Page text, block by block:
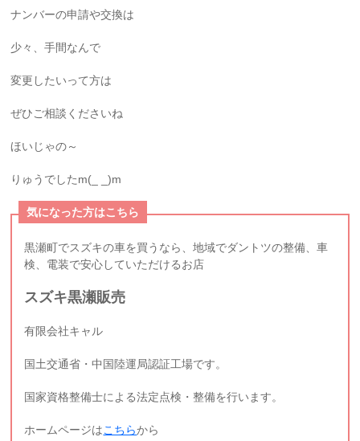
ナンバーの申請や交換は
少々、手間なんで
変更したいって方は
ぜひご相談くださいね
ほいじゃの～
りゅうでしたm(_ _)m
気になった方はこちら
黒瀬町でスズキの車を買うなら、地域でダントツの整備、車
検、電装で安心していただけるお店
スズキ黒瀬販売
有限会社キャル
国土交通省・中国陸運局認証工場です。
国家資格整備士による法定点検・整備を行います。
ホームページはこちらから